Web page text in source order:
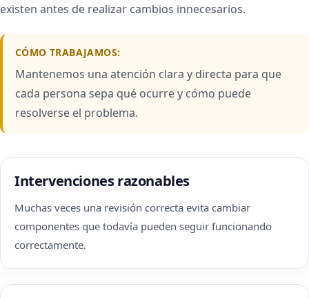
existen antes de realizar cambios innecesarios.
CÓMO TRABAJAMOS:
Mantenemos una atención clara y directa para que
cada persona sepa qué ocurre y cómo puede
resolverse el problema.
Intervenciones razonables
Muchas veces una revisión correcta evita cambiar
componentes que todavía pueden seguir funcionando
correctamente.